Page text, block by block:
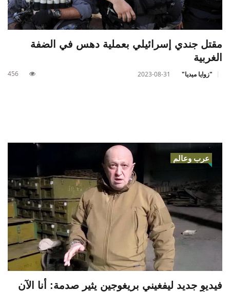
مقتل جندي إسرائيلي بعملية دهس في الضفة
الغربية
"زوايا ميديا" 2023-08-31
456
عرب وعالم
فيديو جديد ليفغيني بريغوجين يثير صدمة: أنا الآن